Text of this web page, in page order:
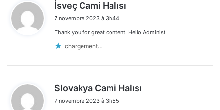
İsveç Cami Halısı
7 novembre 2023 à 3h44
Thank you for great content. Hello Administ.
chargement…
Slovakya Cami Halısı
7 novembre 2023 à 3h55